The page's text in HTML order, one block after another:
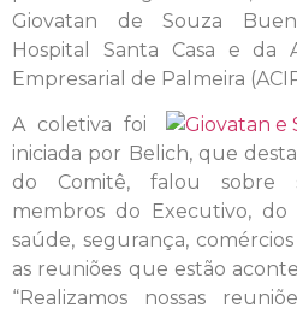
Giovatan de Souza
Hospital Santa Casa e da
Empresarial de Palmeira
A coletiva foi
iniciada por Belich, que
do Comitê, falou sobre
membros do Executivo, do
saúde, segurança,
as reuniões que estão
“Realizamos nossas